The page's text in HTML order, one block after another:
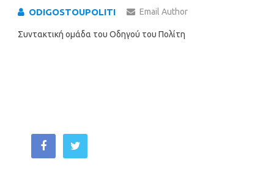
ODIGOSTOUPOLITI Email Author
Συντακτική ομάδα του Οδηγού του Πολίτη